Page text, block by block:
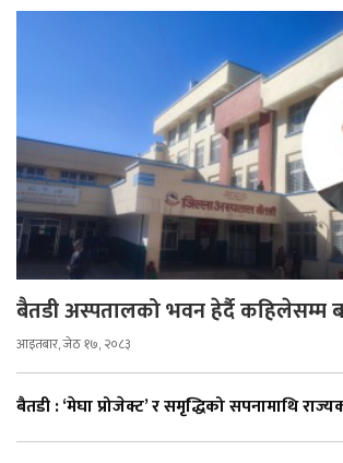
बैतडी अस्पतालको भवन हेर्दै कहिलेसम्म
आइतबार, जेठ १७, २०८३
बैतडी : ‘मेघा प्रोजेक्ट’ र समृद्धिको सपनामाथि